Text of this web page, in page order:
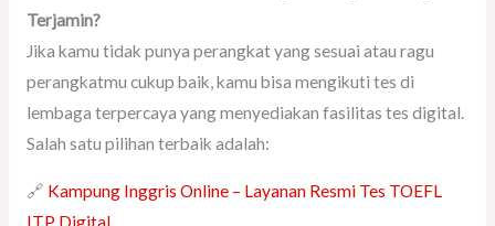
Terjamin?
Jika kamu tidak punya perangkat yang sesuai atau ragu
perangkatmu cukup baik, kamu bisa mengikuti tes di
lembaga terpercaya yang menyediakan fasilitas tes digital.
Salah satu pilihan terbaik adalah:
🔗 Kampung Inggris Online – Layanan Resmi Tes TOEFL
ITP Digital